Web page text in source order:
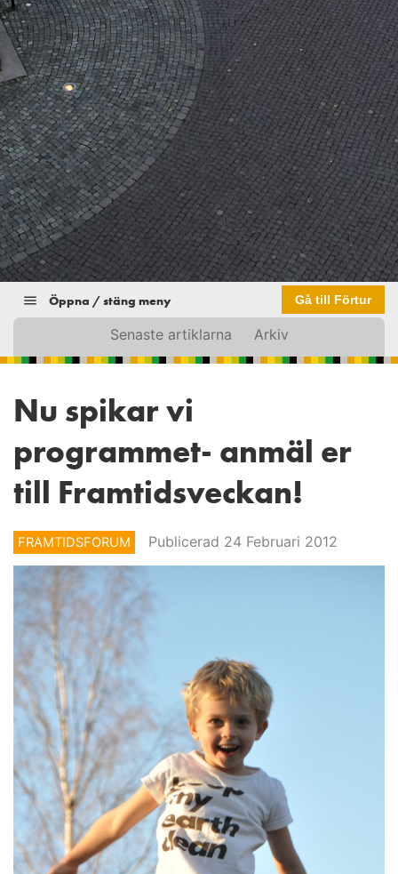
Öppna / stäng meny Gå till Förtur
Senaste artiklarna Arkiv
Nu spikar vi
programmet- anmäl er
till Framtidsveckan!
FRAMTIDSFORUM Publicerad 24 Februari 2012